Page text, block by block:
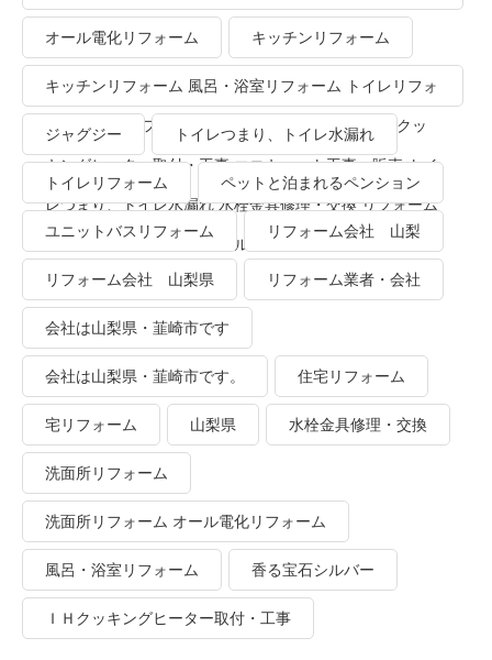
り、トイレ水漏れ
オール電化リフォーム キッチンリフォーム
キッチンリフォーム 風呂・浴室リフォーム トイレリフォ
ーム 洗面所リフォーム オール電化リフォーム ＩＨクッ
キングヒーター取付・工事 エコキュート工事・販売 トイ
レつまり、トイレ水漏れ 水栓金具修理・交換 リフォーム
業者・会社 ＴＯＴＯリモデルクラブ
ジャグジー トイレつまり、トイレ水漏れ
トイレリフォーム ペットと泊まれるペンション
ユニットバスリフォーム リフォーム会社 山梨
リフォーム会社 山梨県 リフォーム業者・会社
会社は山梨県・韮崎市です
会社は山梨県・韮崎市です。 住宅リフォーム
宅リフォーム 山梨県 水栓金具修理・交換
洗面所リフォーム
洗面所リフォーム オール電化リフォーム
風呂・浴室リフォーム 香る宝石シルバー
ＩＨクッキングヒーター取付・工事